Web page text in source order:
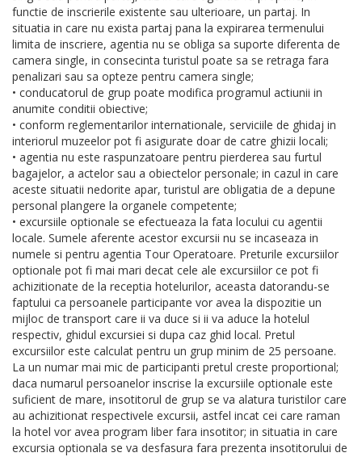
functie de inscrierile existente sau ulterioare, un partaj. In
situatia in care nu exista partaj pana la expirarea termenului
limita de inscriere, agentia nu se obliga sa suporte diferenta de
camera single, in consecinta turistul poate sa se retraga fara
penalizari sau sa opteze pentru camera single;
• conducatorul de grup poate modifica programul actiunii in
anumite conditii obiective;
• conform reglementarilor internationale, serviciile de ghidaj in
interiorul muzeelor pot fi asigurate doar de catre ghizii locali;
• agentia nu este raspunzatoare pentru pierderea sau furtul
bagajelor, a actelor sau a obiectelor personale; in cazul in care
aceste situatii nedorite apar, turistul are obligatia de a depune
personal plangere la organele competente;
• excursiile optionale se efectueaza la fata locului cu agentii
locale. Sumele aferente acestor excursii nu se incaseaza in
numele si pentru agentia Tour Operatoare. Preturile excursiilor
optionale pot fi mai mari decat cele ale excursiilor ce pot fi
achizitionate de la receptia hotelurilor, aceasta datorandu-se
faptului ca persoanele participante vor avea la dispozitie un
mijloc de transport care ii va duce si ii va aduce la hotelul
respectiv, ghidul excursiei si dupa caz ghid local. Pretul
excursiilor este calculat pentru un grup minim de 25 persoane.
La un numar mai mic de participanti pretul creste proportional;
daca numarul persoanelor inscrise la excursiile optionale este
suficient de mare, insotitorul de grup se va alatura turistilor care
au achizitionat respectivele excursii, astfel incat cei care raman
la hotel vor avea program liber fara insotitor; in situatia in care
excursia optionala se va desfasura fara prezenta insotitorului de